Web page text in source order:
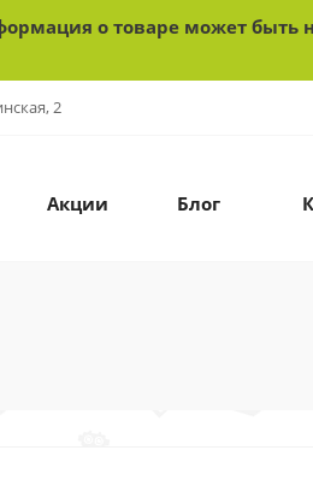
о товаре может быть
2
Акции Блог